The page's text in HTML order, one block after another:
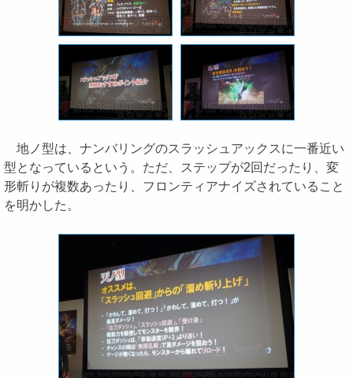
地ノ型は、ナンバリングのスラッシュアックスに一番近い
型となっているという。ただ、ステップが2回だったり、変
形斬りが複数あったり、フロンティアナイズされていること
を明かした。